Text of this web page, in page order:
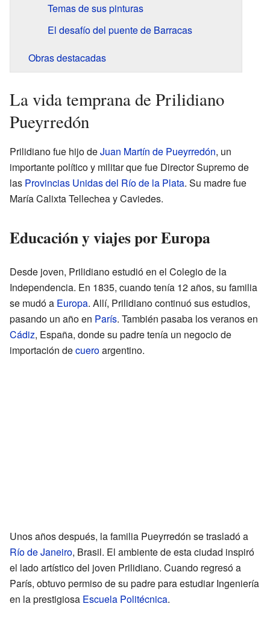
Temas de sus pinturas
El desafío del puente de Barracas
Obras destacadas
La vida temprana de Prilidiano
Pueyrredón
Prilidiano fue hijo deJuan Martín de Pueyrredón, un
importante político y militar que fue Director Supremo de
las Provincias Unidas del Río de la Plata. Su madre fue
María Calixta Tellechea y Caviedes.
Educación y viajes por Europa
Desde joven, Prilidiano estudió en el Colegio de la
Independencia. En 1835, cuando tenía 12 años, su familia
se mudó a Europa. Allí, Prilidiano continuó sus estudios,
pasando un año en París. También pasaba los veranos en
Cádiz, España, donde su padre tenía un negocio de
importación decueroargentino.
Unos años después, la familia Pueyrredón se trasladó a
Río de Janeiro, Brasil. El ambiente de esta ciudad inspiró
el lado artístico del joven Prilidiano. Cuando regresó a
París, obtuvo permiso de su padre para estudiar Ingeniería
en la prestigiosa Escuela Politécnica.